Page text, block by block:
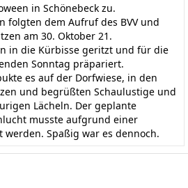
in Schönebeck zu.
folgten dem Aufruf des BVV und
am 30. Oktober 21.
in die Kürbisse geritzt und für die
Sonntag präpariert.
es auf der Dorfwiese, in den
und begrüßten Schaulustige und
Lächeln. Der geplante
musste aufgrund einer
Spaßig war es dennoch.